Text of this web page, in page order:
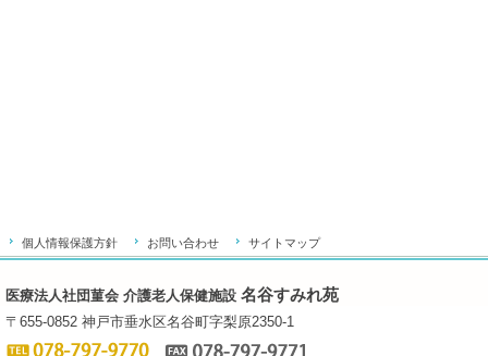
個人情報保護方針 お問い合わせ サイトマップ
医療法人社団菫会 介護老人保健施設 名谷すみれ苑
〒655-0852 神戸市垂水区名谷町字梨原2350-1